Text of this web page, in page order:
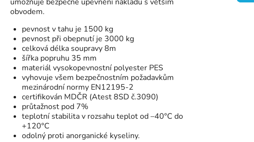
hvězdiček.
obvodem.
pevnost v tahu je 1500 kg
pevnost při obepnutí je 3000 kg
celková délka soupravy 8m
šířka popruhu 35 mm
materiál vysokopevnostní polyester PES
vyhovuje všem bezpečnostním požadavkům
mezinárodní normy EN12195-2
certifikován MDČR (Atest 8SD č.3090)
průtažnost pod 7%
teplotní stabilita v rozsahu teplot od –40°C do
+120°C
odolný proti anorganické kyseliny.